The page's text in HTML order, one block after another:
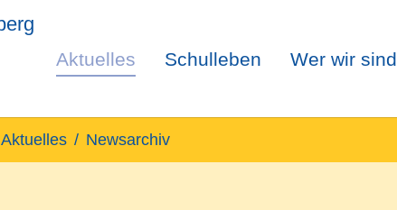
Aktuelles Schulleben Wer wir sind
Aktuelles Newsarchiv